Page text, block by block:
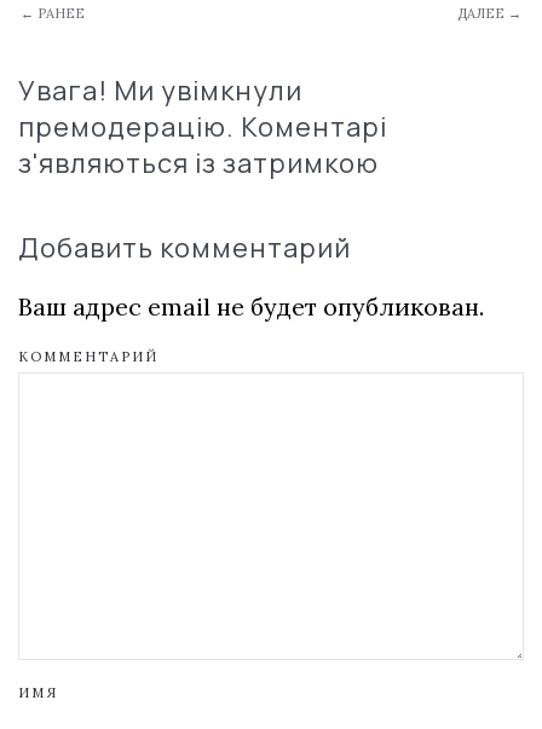
← РАНЕЕ ДАЛЕЕ →
Увага! Ми увімкнули
премодерацію. Коментарі
з'являються із затримкою
Добавить комментарий
Ваш адрес email не будет опубликован.
КОММЕНТАРИЙ
ИМЯ